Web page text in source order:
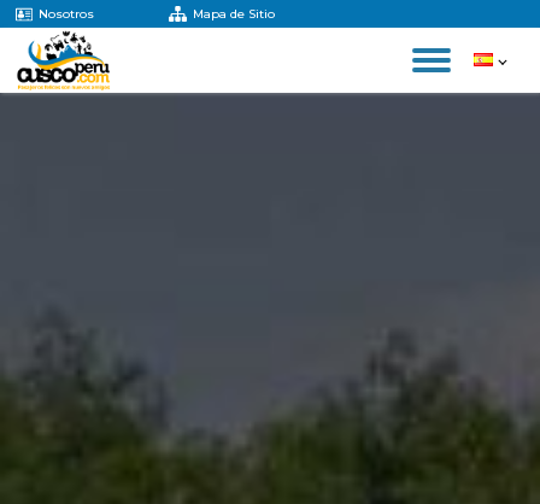
Nosotros Mapa de Sitio